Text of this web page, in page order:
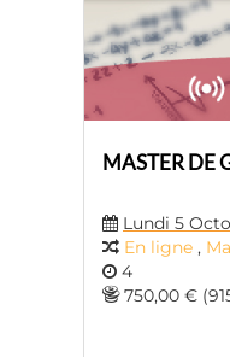
MASTER DE
Lundi 5
En ligne ,
4
750,00 €